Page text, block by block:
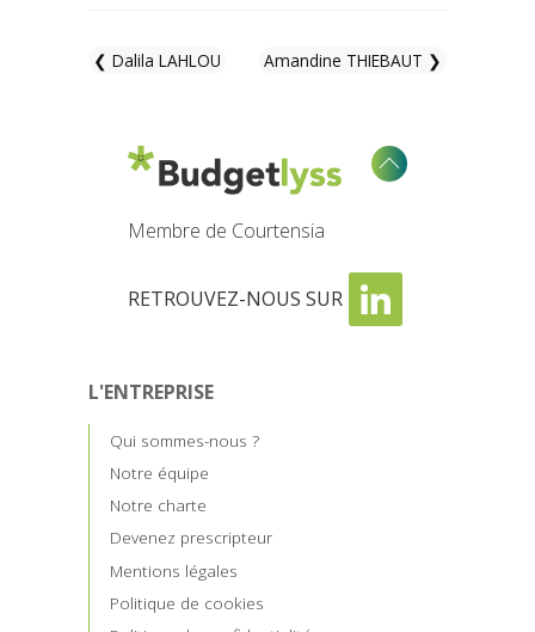
❮ Dalila LAHLOU Amandine THIEBAUT ❯
Membre de Courtensia
RETROUVEZ-NOUS SUR
L'ENTREPRISE
Qui sommes-nous ?
Notre équipe
Notre charte
Devenez prescripteur
Mentions légales
Politique de cookies